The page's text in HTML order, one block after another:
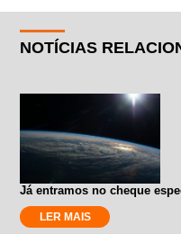
NOTÍCIAS
Já entramos no cheque
LER MAIS